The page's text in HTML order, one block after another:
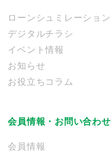
ローンシュミレーション
デジタルチラシ
イベント情報
お知らせ
お役立ちコラム
会員情報・お問い合わせ
会員情報